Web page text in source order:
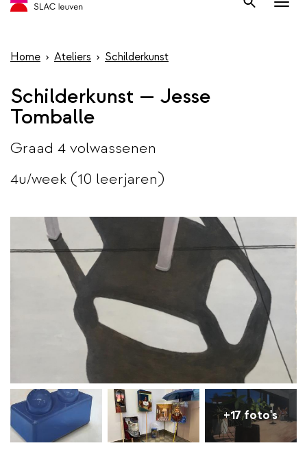
inhoud
Zoek
Home Ateliers Schilderkunst
Schilderkunst — Jesse
Tomballe
Graad 4 volwassenen
4u/week (10 leerjaren)
+17 foto's